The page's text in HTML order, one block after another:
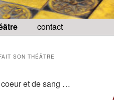
contact
SON THÉÂTRE
coeur et de sang …